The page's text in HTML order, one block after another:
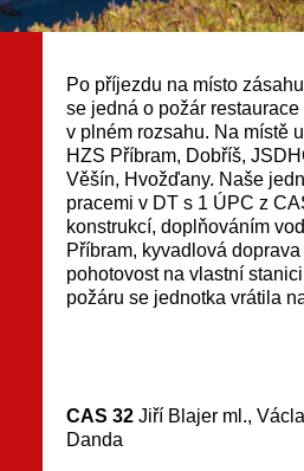
Po příjezdu na místo
se jedná o požár
v plném rozsahu. Na místě
HZS Příbram, Dobříš,
Věšín, Hvožďany. Naše
pracemi v DT s 1 ÚPC z
konstrukcí, doplňováním
Příbram, kyvadlová
pohotovost na vlastní
požáru se jednotka vrátila
CAS 32Jiří Blajer ml.,
Danda